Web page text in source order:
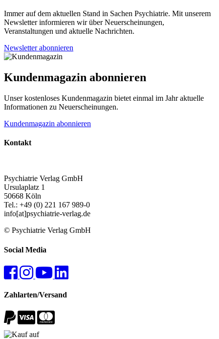
Immer auf dem aktuellen Stand in Sachen Psychiatrie. Mit unserem
Newsletter informieren wir über Neuerscheinungen,
Veranstaltungen und aktuelle Nachrichten.
Newsletter abonnieren
Kundenmagazin abonnieren
Unser kostenloses Kundenmagazin bietet einmal im Jahr aktuelle
Informationen zu Neuerscheinungen.
Kundenmagazin abonnieren
Kontakt
Psychiatrie Verlag GmbH
Ursulaplatz 1
50668 Köln
Tel.: +49 (0) 221 167 989-0
info[at]psychiatrie-verlag.de
© Psychiatrie Verlag GmbH
Social Media
Zahlarten/Versand